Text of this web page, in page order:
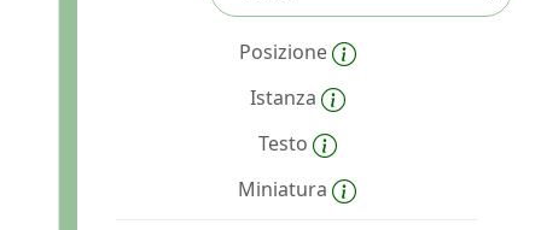
Posizione
Istanza
Testo
Miniatura